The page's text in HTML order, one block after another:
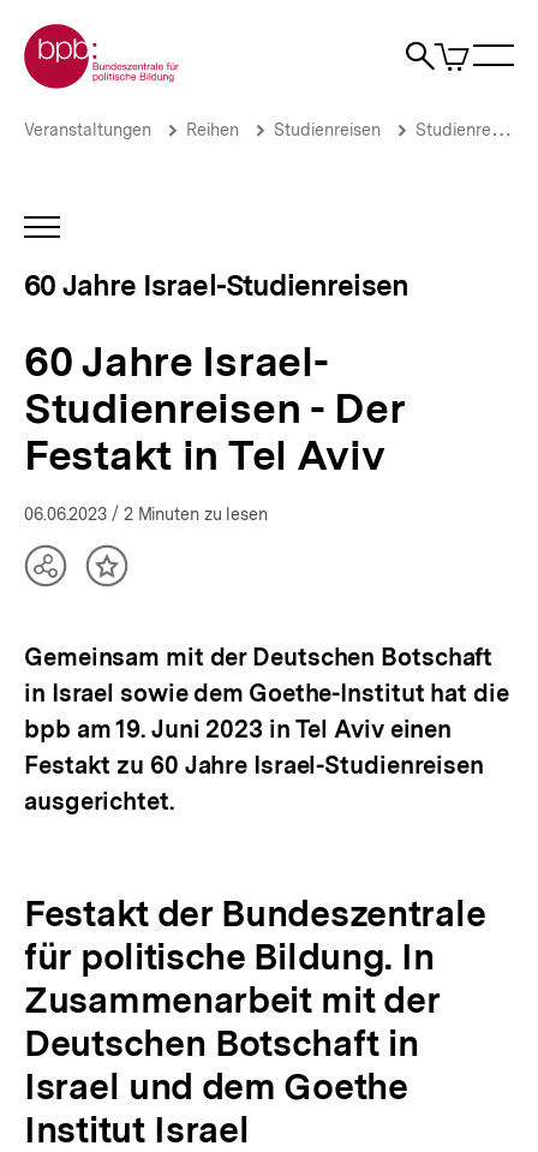
zum
Seiteninhalt
springen
Zur Startseite der bpb
Suche
Artikel
im
60
Der
Seit
Jahren
bpb-
weiter!
Brotkrümelnavigation
Pfadnavigation
Veranstaltungen Reihen Studienreisen Studienreisen nach Israel
INHALTSNAVIGATION
60 Jahre Israel-Studienreisen
60 Jahre Israel-
Studienreisen - Der
Festakt in Tel Aviv
06.06.2023 / 2 Minuten zu lesen
TeilenInhalt
Gemeinsam mit der Deutschen Botschaft
in Israel sowie dem Goethe-Institut hat die
bpb am 19. Juni 2023 in Tel Aviv einen
Festakt zu 60 Jahre Israel-Studienreisen
ausgerichtet.
Festakt der Bundeszentrale
für politische Bildung. In
Zusammenarbeit mit der
Deutschen Botschaft in
Israel und dem Goethe
Institut Israel